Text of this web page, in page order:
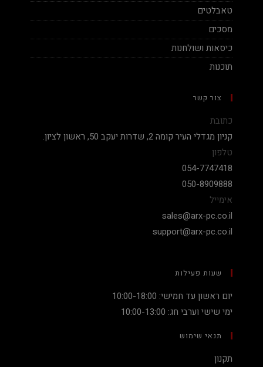
טאבלטים
מסכים
כיסאות ושולחנות
תוכנות
צור קשר
כתובת
קניון מגדלי העיר קומה 2, שדרות יעקב 50, ראשון לציון.
טלפון
054-7747418
050-8909888
אימייל
sales@arx-pc.co.il
support@arx-pc.co.il
שעות פעילות
יום ראשון עד חמישי: 10:00-18:00
ימי שישי וערבי חג: 10:00-13:00
תנאי שימוש
תקנון